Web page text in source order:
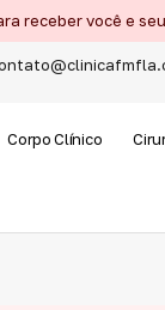
receber você e
Corpo Clínico